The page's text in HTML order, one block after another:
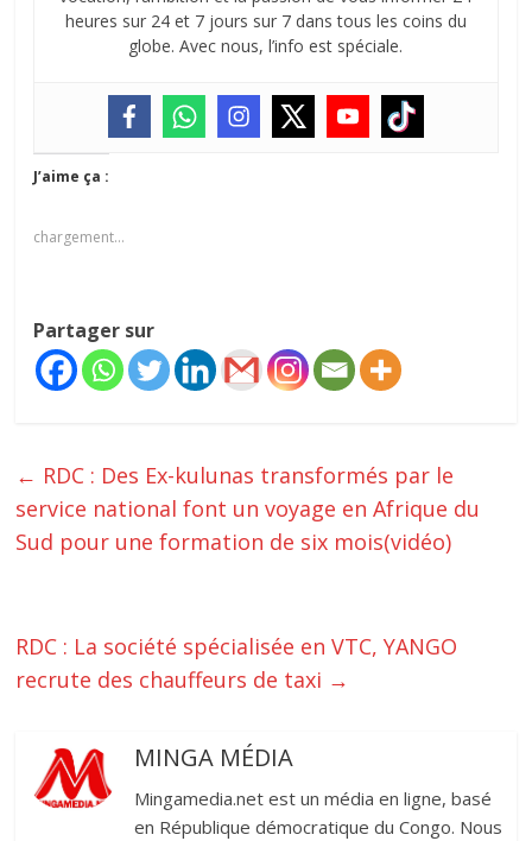
heures sur 24 et 7 jours sur 7 dans tous les coins du
globe. Avec nous, l’info est spéciale.
J’aime ça :
chargement…
Partager sur
← RDC : Des Ex-kulunas transformés par le
service national font un voyage en Afrique du
Sud pour une formation de six mois(vidéo)
RDC : La société spécialisée en VTC, YANGO
recrute des chauffeurs de taxi →
MINGA MÉDIA
Mingamedia.net est un média en ligne, basé
en République démocratique du Congo. Nous